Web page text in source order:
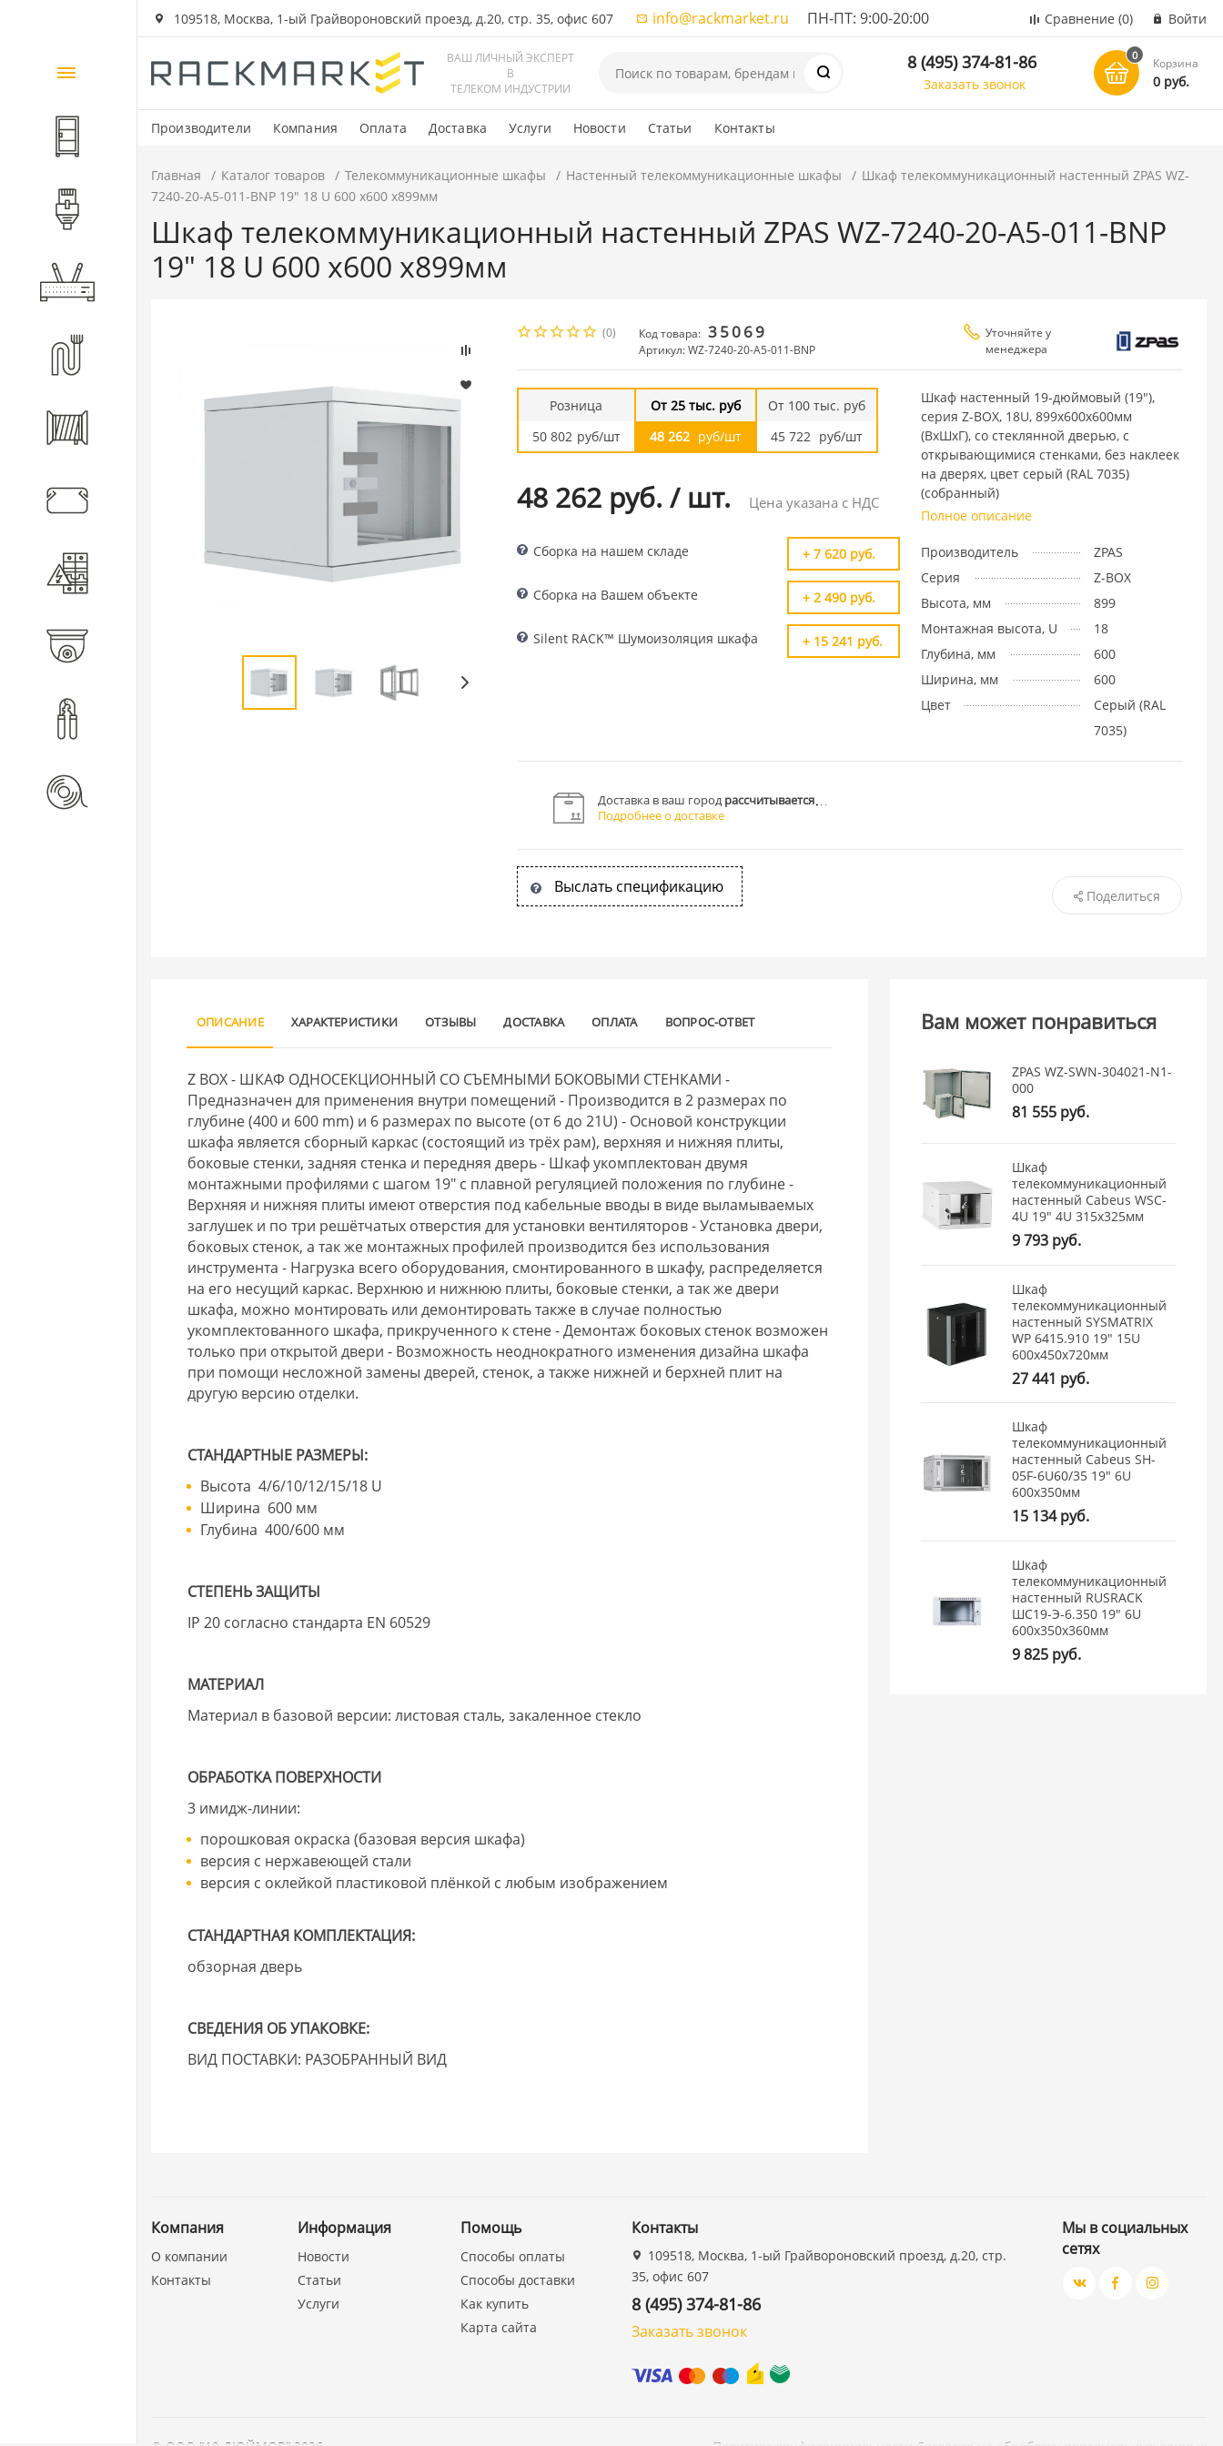
109518, Москва, 1-ый Грайвороновский проезд, д.20, стр. 35, офис 607 info@rackmarket.ru ПН-ПТ: 9:00-20:00 Сравнение (0) Войти
ВАШ ЛИЧНЫЙ ЭКСПЕРТ
В
ТЕЛЕКОМ ИНДУСТРИИ
8 (495) 374-81-86
Заказать звонок
0
Корзина
0 руб.
Производители Компания Оплата Доставка Услуги Новости Статьи Контакты
Каталог
товаров
Шкафы и стойки
Активное оборудование
Электротехническое
Главная Каталог товаров Телекоммуникационные шкафы Настенный телекоммуникационные шкафы
Шкаф телекоммуникационный настенный ZPAS WZ-
7240-20-A5-011-BNP 19" 18 U 600 x600 x899мм
Шкаф телекоммуникационный настенный ZPAS WZ-7240-20-A5-011-BNP
19" 18 U 600 x600 x899мм
(0) Код товара: 35069
Артикул: WZ-7240-20-A5-011-BNP
Уточняйте у
менеджера
Розница
50 802 руб/шт
От 25 тыс. руб
48 262 руб/шт
От 100 тыс. руб
45 722 руб/шт
48 262 руб. / шт. Цена указана с НДС
Сборка на нашем складе + 7 620 руб.
Сборка на Вашем объекте + 2 490 руб.
Silent RACK™ Шумоизоляция шкафа + 15 241 руб.
Шкаф настенный 19-дюймовый (19"),
серия Z-BOX, 18U, 899x600х600мм
(ВхШхГ), со стеклянной дверью, с
открывающимися стенками, без наклеек
на дверях, цвет серый (RAL 7035)
(собранный)
Полное описание
Производитель
ZPAS
Серия
Z-BOX
Высота, мм
899
Монтажная высота, U
18
Глубина, мм
600
Ширина, мм
600
Цвет
Cерый (RAL
7035)
Доставка в ваш городрассчитывается
Подробнее о доставке
Выслать спецификацию Поделиться
ОПИСАНИЕ ХАРАКТЕРИСТИКИ ОТЗЫВЫ ДОСТАВКА ОПЛАТА ВОПРОС-ОТВЕТ
Z BOX - ШКАФ ОДНОСЕКЦИОННЫЙ СО СЪЕМНЫМИ БОКОВЫМИ СТЕНКАМИ -
Предназначен для применения внутри помещений - Производится в 2 размерах по
глубине (400 и 600 mm) и 6 размерах по высоте (от 6 до 21U) - Основой конструкции
шкафа является сборный каркас (состоящий из трёх рам), верхняя и нижняя плиты,
боковые стенки, задняя стенка и передняя дверь - Шкаф укомплектован двумя
монтажными профилями с шагом 19" с плавной регуляцией положения по глубине -
Верхняя и нижняя плиты имеют отверстия под кабельные вводы в виде выламываемых
заглушек и по три решётчатых отверстия для установки вентиляторов - Установка двери,
боковых стенок, а так же монтажных профилей производится без использования
инструмента - Нагрузка всего оборудования, смонтированного в шкафу, распределяется
на его несущий каркас. Верхнюю и нижнюю плиты, боковые стенки, а так же двери
шкафа, можно монтировать или демонтировать также в случае полностью
укомплектованного шкафа, прикрученного к стене - Демонтаж боковых стенок возможен
только при открытой двери - Возможность неоднократного изменения дизайна шкафа
при помощи несложной замены дверей, стенок, а также нижней и берхней плит на
другую версию отделки.
СТАНДАРТНЫЕ РАЗМЕРЫ:
Высота 4/6/10/12/15/18 U
Ширина 600 мм
Глубина 400/600 мм
СТЕПЕНЬ ЗАЩИТЫ
IP 20 согласно стандарта EN 60529
МАТЕРИАЛ
Материал в базовой версии: листовая сталь, закаленное стекло
ОБРАБОТКА ПОВЕРХНОСТИ
3 имидж-линии:
порошковая окраска (базовая версия шкафа)
версия с нержавеющей стали
версия с оклейкой пластиковой плёнкой с любым изображением
СТАНДАРТНАЯ КОМПЛЕКТАЦИЯ:
обзорная дверь
СВЕДЕНИЯ ОБ УПАКОВКЕ:
ВИД ПОСТАВКИ: РАЗОБРАННЫЙ ВИД
Вам может понравиться
ZPAS WZ-SWN-304021-N1-
000
81 555 руб.
Шкаф
телекоммуникационный
настенный Cabeus WSC-
4U 19" 4U 315x325мм
9 793 руб.
Шкаф
телекоммуникационный
настенный SYSMATRIX
WP 6415.910 19" 15U
600x450x720мм
27 441 руб.
Шкаф
телекоммуникационный
настенный Cabeus SH-
05F-6U60/35 19" 6U
600x350мм
15 134 руб.
Шкаф
телекоммуникационный
настенный RUSRACK
ШС19-Э-6.350 19" 6U
600x350x360мм
9 825 руб.
Компания
О компании
Контакты
Информация
Новости
Статьи
Услуги
Помощь
Способы оплаты
Способы доставки
Как купить
Карта сайта
Контакты
109518, Москва, 1-ый Грайвороновский проезд, д.20, стр.
35, офис 607
8 (495) 374-81-86
Заказать звонок
Мы в социальных
сетях